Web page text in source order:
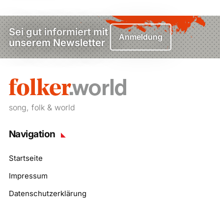
Sei gut informiert mit
unserem Newsletter
Anmeldung
song, folk & world
Navigation
Startseite
Impressum
Datenschutzerklärung